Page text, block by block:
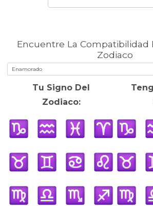
Encuentre La Compatibilidad
Zodiaco
Tu Signo Del
Zodiaco: